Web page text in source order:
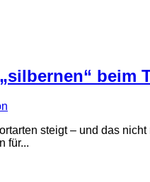
beim
steigt – und das
für...